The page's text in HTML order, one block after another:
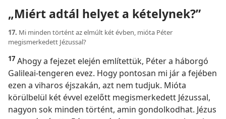
„Miért adtál helyet a kételynek?”
17. Mi minden történt az elmúlt két évben, mióta Péter
megismerkedett Jézussal?
17 Ahogy a fejezet elején említettük, Péter a háborgó
Galileai-tengeren evez. Hogy pontosan mi jár a fejében
ezen a viharos éjszakán, azt nem tudjuk. Mióta
körülbelül két évvel ezelőtt megismerkedett Jézussal,
nagyon sok minden történt, amin gondolkodhat. Jézus